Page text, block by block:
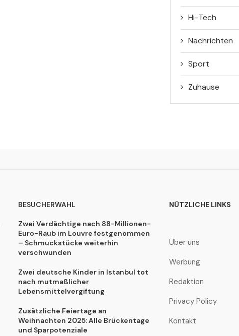
Hi-Tech
Nachrichten
Sport
Zuhause
BESUCHERWAHL
Zwei Verdächtige nach 88-Millionen-
Euro-Raub im Louvre festgenommen
– Schmuckstücke weiterhin
verschwunden
Zwei deutsche Kinder in Istanbul tot
nach mutmaßlicher
Lebensmittelvergiftung
Zusätzliche Feiertage an
Weihnachten 2025: Alle Brückentage
und Sparpotenziale
NÜTZLICHE LINKS
Über uns
Werbung
Redaktion
Privacy Policy
Kontakt